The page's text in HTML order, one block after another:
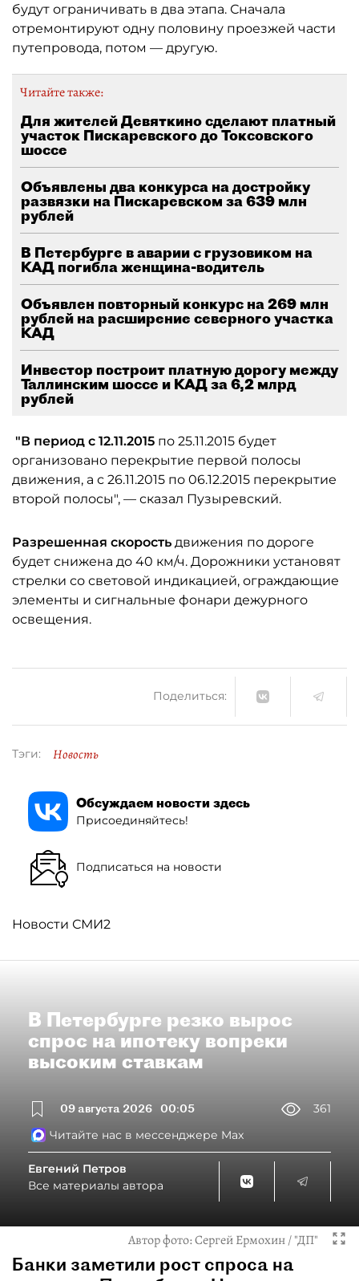
будут ограничивать в два этапа. Сначала
отремонтируют одну половину проезжей части
путепровода, потом — другую.
Читайте также:
Для жителей Девяткино сделают платный
участок Пискаревского до Токсовского
шоссе
Объявлены два конкурса на достройку
развязки на Пискаревском за 639 млн
рублей
В Петербурге в аварии с грузовиком на
КАД погибла женщина-водитель
Объявлен повторный конкурс на 269 млн
рублей на расширение северного участка
КАД
Инвестор построит платную дорогу между
Таллинским шоссе и КАД за 6,2 млрд
рублей
"В период с 12.11.2015 по 25.11.2015 будет
организовано перекрытие первой полосы
движения, а с 26.11.2015 по 06.12.2015 перекрытие
второй полосы", — сказал Пузыревский.
Разрешенная скорость движения по дороге
будет снижена до 40 км/ч. Дорожники установят
стрелки со световой индикацией, ограждающие
элементы и сигнальные фонари дежурного
освещения.
Поделиться:
Тэги: Новость
Обсуждаем новости здесь
Присоединяйтесь!
Подписаться на новости
Новости СМИ2
В Петербурге резко вырос
спрос на ипотеку вопреки
высоким ставкам
09 августа 2026 00:05
361
Читайте нас в мессенджере Max
Евгений Петров
Все материалы автора
Автор фото:Сергей Ермохин / "ДП"
Банки заметили рост спроса на